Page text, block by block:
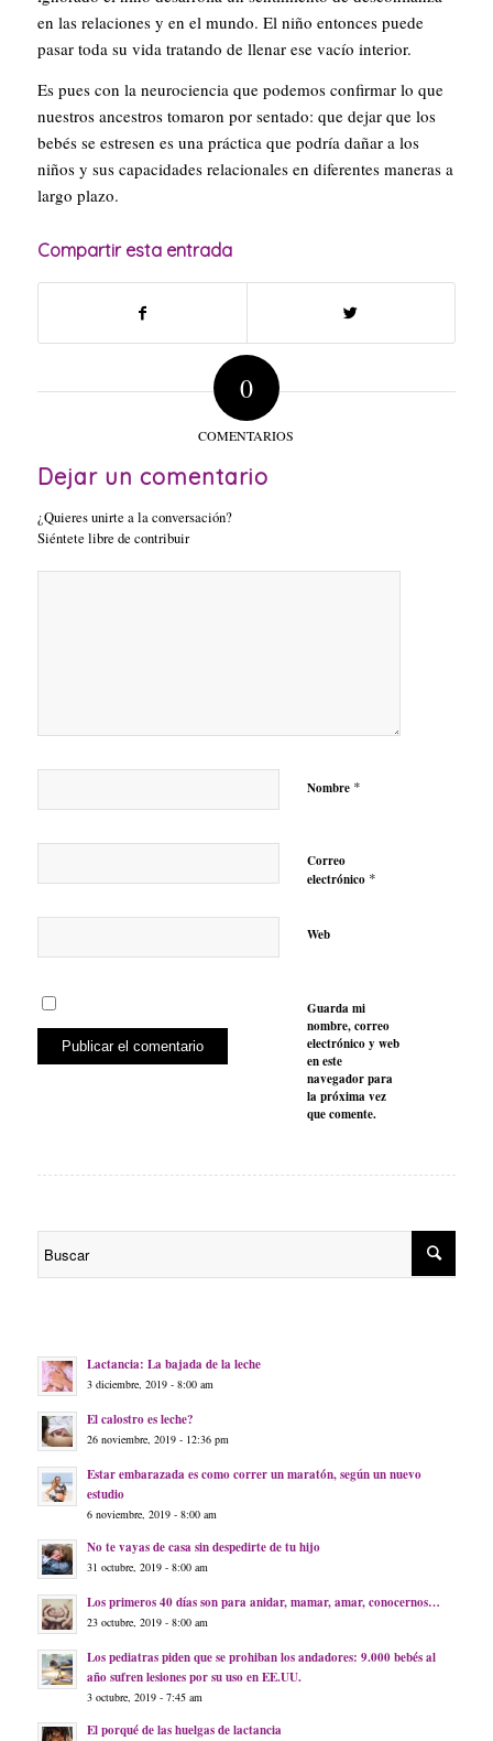
en las relaciones y en el mundo. El niño entonces puede
pasar toda su vida tratando de llenar ese vacío interior.
Es pues con la neurociencia que podemos confirmar lo que
nuestros ancestros tomaron por sentado: que dejar que los
bebés se estresen es una práctica que podría dañar a los
niños y sus capacidades relacionales en diferentes maneras a
largo plazo.
Compartir esta entrada
0
COMENTARIOS
Dejar un comentario
¿Quieres unirte a la conversación?
Siéntete libre de contribuir
Nombre *
Correo
electrónico *
Web
Guarda mi
nombre, correo
electrónico y web
en este
navegador para
la próxima vez
que comente.
Lactancia: La bajada de la leche
3 diciembre, 2019 - 8:00 am
El calostro es leche?
26 noviembre, 2019 - 12:36 pm
Estar embarazada es como correr un maratón, según un nuevo
estudio
6 noviembre, 2019 - 8:00 am
No te vayas de casa sin despedirte de tu hijo
31 octubre, 2019 - 8:00 am
Los primeros 40 días son para anidar, mamar, amar, conocernos…
23 octubre, 2019 - 8:00 am
Los pediatras piden que se prohiban los andadores: 9.000 bebés al
año sufren lesiones por su uso en EE.UU.
3 octubre, 2019 - 7:45 am
El porqué de las huelgas de lactancia